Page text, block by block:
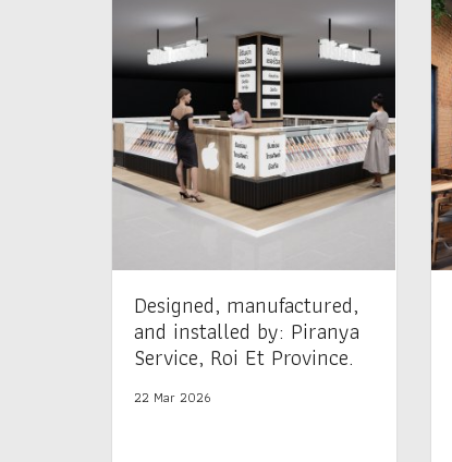
Designed, manufactured,
and installed by: Piranya
Service, Roi Et Province.
22 Mar 2026